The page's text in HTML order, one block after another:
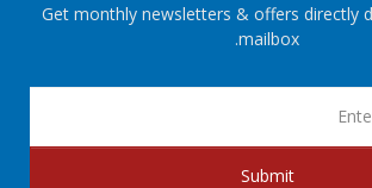
Get monthly newsletters & offers directly
mailbox.
Submit